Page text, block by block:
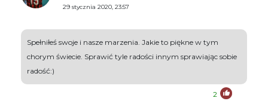
29 stycznia 2020, 23:57
Spełniłeś swoje i nasze marzenia. Jakie to piękne w tym
chorym świecie. Sprawić tyle radości innym sprawiając sobie
radość:)
2